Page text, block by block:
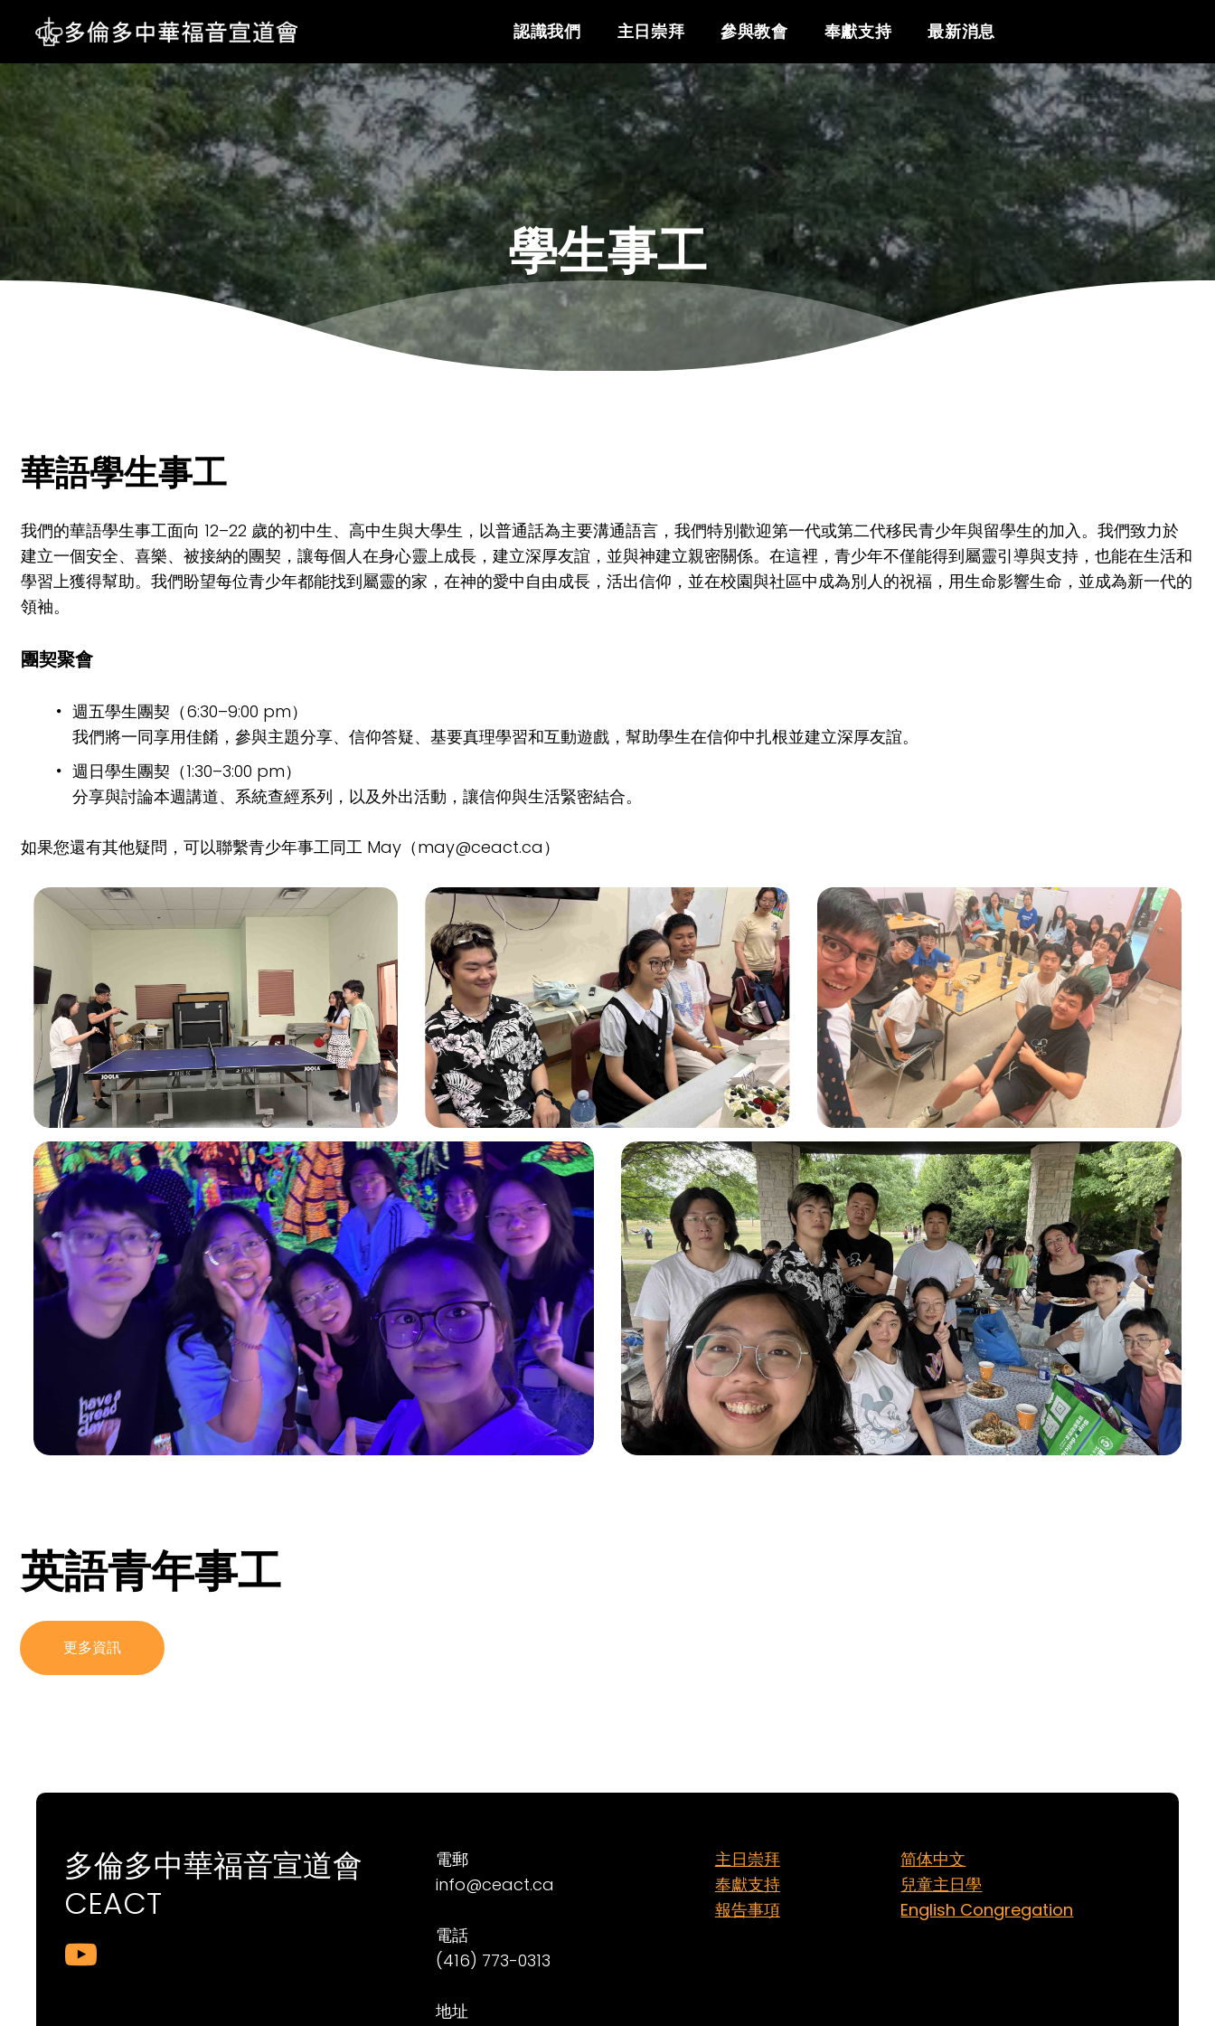
認識我們 主日崇拜 參與教會 奉獻支持 最新消息
學生事工
華語學生事工
我們的華語學生事工面向 12–22 歲的初中生、高中生與大學生，以普通話為主要溝通語言，我們特別歡迎第一代或第二代移民青少年與留學生的加入。我們致力於
建立一個安全、喜樂、被接納的團契，讓每個人在身心靈上成長，建立深厚友誼，並與神建立親密關係。在這裡，青少年不僅能得到屬靈引導與支持，也能在生活和
學習上獲得幫助。我們盼望每位青少年都能找到屬靈的家，在神的愛中自由成長，活出信仰，並在校園與社區中成為別人的祝福，用生命影響生命，並成為新一代的
領袖。
團契聚會
週五學生團契（6:30–9:00 pm）
我們將一同享用佳餚，參與主題分享、信仰答疑、基要真理學習和互動遊戲，幫助學生在信仰中扎根並建立深厚友誼。
週日學生團契（1:30–3:00 pm）
分享與討論本週講道、系統查經系列，以及外出活動，讓信仰與生活緊密結合。
如果您還有其他疑問，可以聯繫青少年事工同工 May（may@ceact.ca）
英語青年事工
更多資訊
多倫多中華福音宣道會
CEACT

電郵
info@ceact.ca
電話
(416) 773-0313
地址
主日崇拜
奉獻支持
報告事項
简体中文
兒童主日學
English Congregation